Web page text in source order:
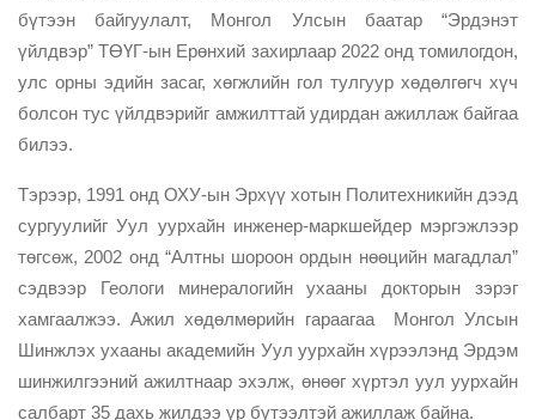
бүтээн байгуулалт, Монгол Улсын баатар “Эрдэнэт
үйлдвэр” ТӨҮГ-ын Ерөнхий захирлаар 2022 онд томилогдон,
улс орны эдийн засаг, хөгжлийн гол тулгуур хөдөлгөгч хүч
болсон тус үйлдвэрийг амжилттай удирдан ажиллаж байгаа
билээ.
Тэрээр, 1991 онд ОХУ-ын Эрхүү хотын Политехникийн дээд
сургуулийг Уул уурхайн инженер-маркшейдер мэргэжлээр
төгсөж, 2002 онд “Алтны шороон ордын нөөцийн магадлал”
сэдвээр Геологи минералогийн ухааны докторын зэрэг
хамгаалжээ. Ажил хөдөлмөрийн гараагаа Монгол Улсын
Шинжлэх ухааны академийн Уул уурхайн хүрээлэнд Эрдэм
шинжилгээний ажилтнаар эхэлж, өнөөг хүртэл уул уурхайн
салбарт 35 дахь жилдээ үр бүтээлтэй ажиллаж байна.